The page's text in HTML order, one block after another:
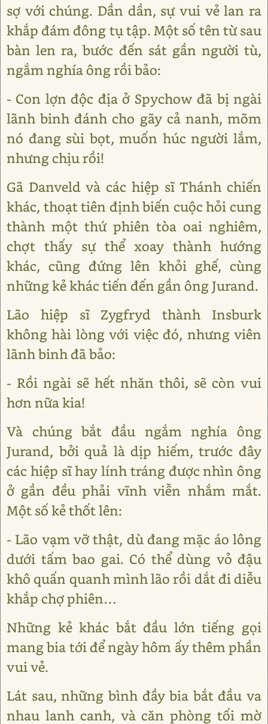
sợ với chúng. Dần dần, sự vui vẻ lan ra
khắp đám đông tụ tập. Một số tên từ sau
bàn len ra, bước đến sát gần người tù,
ngắm nghía ông rồi bảo:
- Con lợn độc địa ở Spychow đã bị ngài
lãnh binh đánh cho gãy cả nanh, mõm
nó đang sùi bọt, muốn húc người lắm,
nhưng chịu rồi!
Gã Danveld và các hiệp sĩ Thánh chiến
khác, thoạt tiên định biến cuộc hỏi cung
thành một thứ phiên tòa oai nghiêm,
chợt thấy sự thể xoay thành hướng
khác, cũng đứng lên khỏi ghế, cùng
những kẻ khác tiến đến gần ông Jurand.
Lão hiệp sĩ Zygfryd thành Insburk
không hài lòng với việc đó, nhưng viên
lãnh binh đã bảo:
- Rồi ngài sẽ hết nhăn thôi, sẽ còn vui
hơn nữa kia!
Và chúng bắt đầu ngắm nghía ông
Jurand, bởi quả là dịp hiếm, trước đây
các hiệp sĩ hay lính tráng được nhìn ông
ở gần đều phải vĩnh viễn nhắm mắt.
Một số kẻ thốt lên:
- Lão vạm vỡ thật, dù đang mặc áo lông
dưới tấm bao gai. Có thể dùng vỏ đậu
khô quấn quanh mình lão rồi dắt đi diễu
khắp chợ phiên…
Những kẻ khác bắt đầu lớn tiếng gọi
mang bia tới để ngày hôm ấy thêm phần
vui vẻ.
Lát sau, những bình đầy bia bắt đầu va
nhau lanh canh, và căn phòng tối mờ